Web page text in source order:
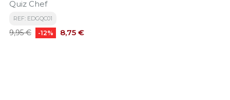
Quiz Chef
REF: EDGQC01
Precio
9,95 € -12% Precio
8,75 €